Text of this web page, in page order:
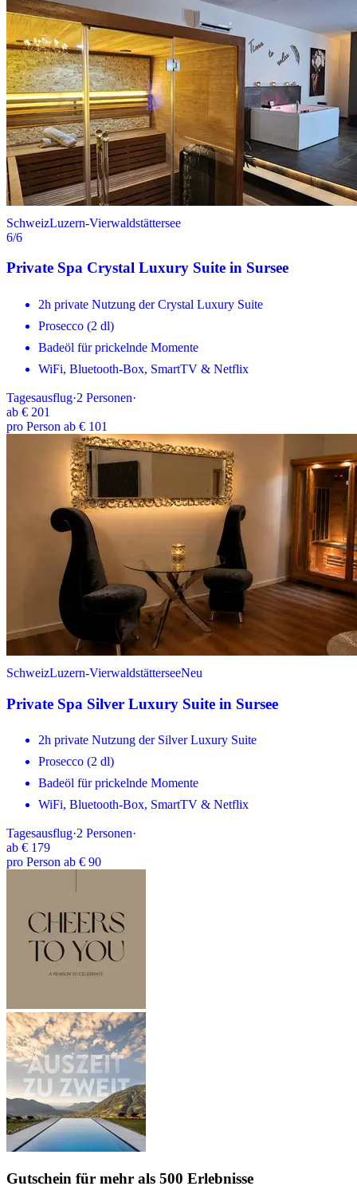
SchweizLuzern-Vierwaldstättersee
6/6
Private Spa Crystal Luxury Suite in Sursee
2h private Nutzung der Crystal Luxury Suite
Prosecco (2 dl)
Badeöl für prickelnde Momente
WiFi, Bluetooth-Box, SmartTV & Netflix
Tagesausflug·2 Personen·
ab € 201
pro Person ab € 101
SchweizLuzern-VierwaldstätterseeNeu
Private Spa Silver Luxury Suite in Sursee
2h private Nutzung der Silver Luxury Suite
Prosecco (2 dl)
Badeöl für prickelnde Momente
WiFi, Bluetooth-Box, SmartTV & Netflix
Tagesausflug·2 Personen·
ab € 179
pro Person ab € 90
Gutschein für mehr als 500 Erlebnisse